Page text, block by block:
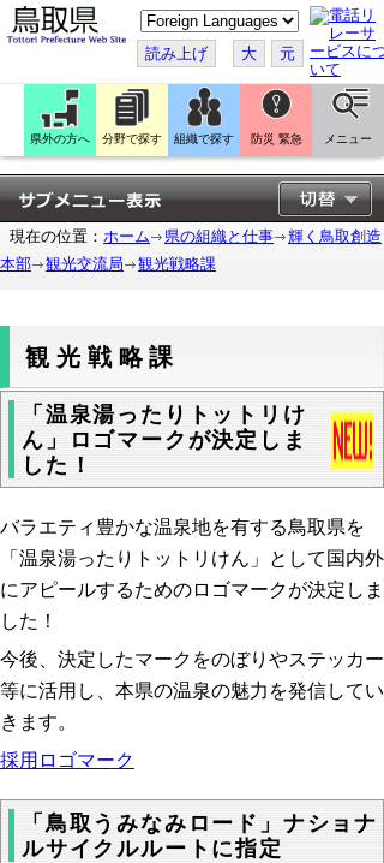
こ
の
ペ
ー
ジ
翻
訳
す
る
読み上げ 大 元
県外の方へ 分野で探す 組織で探す 防災 緊急 メニュー
現在の位置： ホーム 県の組織と仕事
輝く鳥取創造
本部
観光交流局 観光戦略課
観光戦略課
「温泉湯ったりトットリけ
ん」ロゴマークが決定しま
した！
バラエティ豊かな温泉地を有する鳥取県を
「温泉湯ったりトットリけん」として国内外
にアピールするためのロゴマークが決定しま
した！
今後、決定したマークをのぼりやステッカー
等に活用し、本県の温泉の魅力を発信してい
きます。
採用ロゴマーク
「鳥取うみなみロード」ナショナ
ルサイクルルートに指定